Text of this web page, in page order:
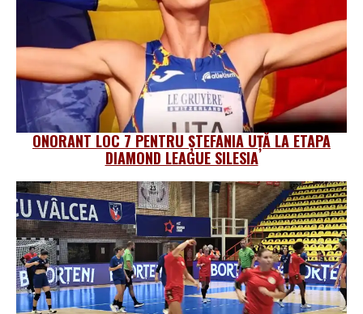
ONORANT LOC 7 PENTRU ȘTEFANIA UȚĂ LA ETAPA
DIAMOND LEAGUE SILESIA